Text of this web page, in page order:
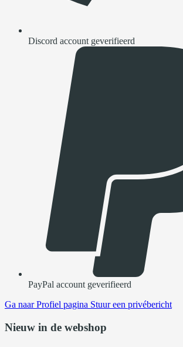
Discord account geverifieerd
PayPal account geverifieerd
Ga naarProfiel pagina Stuur een privébericht
Nieuw in de webshop